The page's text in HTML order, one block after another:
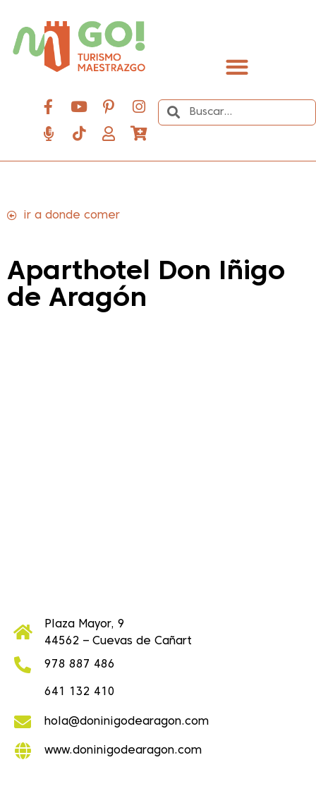
ir a donde comer
Aparthotel Don Iñigo
de Aragón
Plaza Mayor, 9
44562 – Cuevas de Cañart
978 887 486
641 132 410
hola@doninigodearagon.com
www.doninigodearagon.com